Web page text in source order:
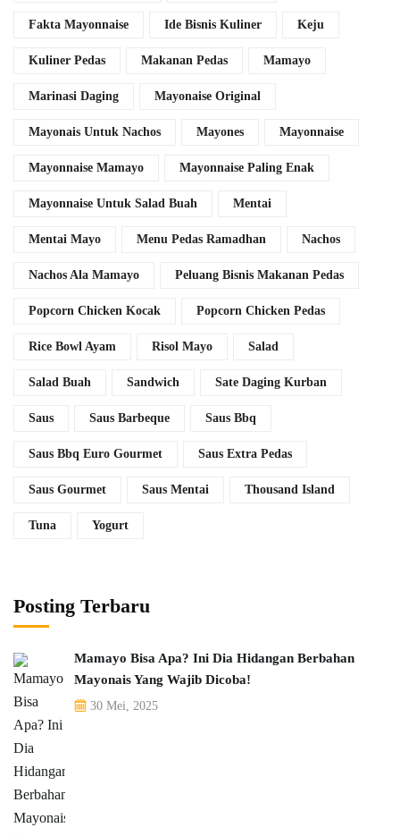
Fakta Mayonnaise Ide Bisnis Kuliner Keju
Kuliner Pedas Makanan Pedas Mamayo
Marinasi Daging Mayonaise Original
Mayonais Untuk Nachos Mayones Mayonnaise
Mayonnaise Mamayo Mayonnaise Paling Enak
Mayonnaise Untuk Salad Buah Mentai
Mentai Mayo Menu Pedas Ramadhan Nachos
Nachos Ala Mamayo Peluang Bisnis Makanan Pedas
Popcorn Chicken Kocak Popcorn Chicken Pedas
Rice Bowl Ayam Risol Mayo Salad
Salad Buah Sandwich Sate Daging Kurban
Saus Saus Barbeque Saus Bbq
Saus Bbq Euro Gourmet Saus Extra Pedas
Saus Gourmet Saus Mentai Thousand Island
Tuna Yogurt
Posting Terbaru
Mamayo Bisa Apa? Ini Dia Hidangan Berbahan
Mayonais Yang Wajib Dicoba!
30 Mei, 2025